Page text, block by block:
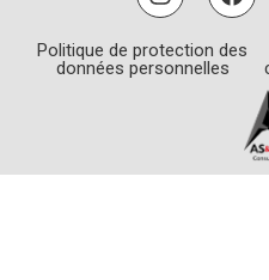
Politique de protection des
données personnelles